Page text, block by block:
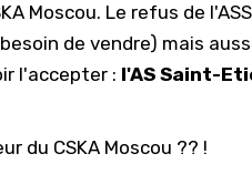
Moscou. Le refus de
de vendre) mais
l'accepter : l'AS Saint-
du CSKA Moscou ?? !